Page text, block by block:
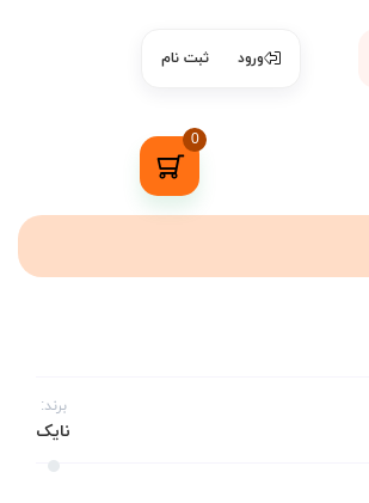
ورود ثبت نام
0
برند:
نایک